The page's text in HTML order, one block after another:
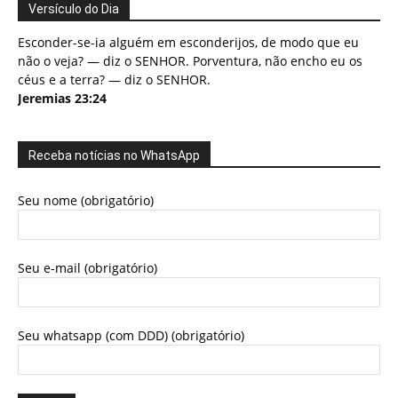
Versículo do Dia
Esconder-se-ia alguém em esconderijos, de modo que eu
não o veja? — diz o SENHOR. Porventura, não encho eu os
céus e a terra? — diz o SENHOR.
Jeremias 23:24
Receba notícias no WhatsApp
Seu nome (obrigatório)
Seu e-mail (obrigatório)
Seu whatsapp (com DDD) (obrigatório)